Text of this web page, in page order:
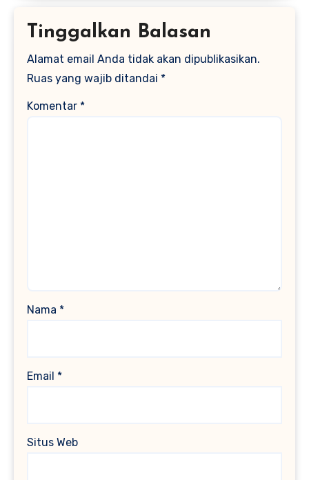
Tinggalkan Balasan
Alamat email Anda tidak akan dipublikasikan.
Ruas yang wajib ditandai *
Komentar *
Nama *
Email *
Situs Web